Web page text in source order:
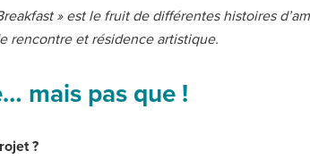
» est le fruit de différentes histoires
rencontre et résidence artistique.
mais pas que !
?